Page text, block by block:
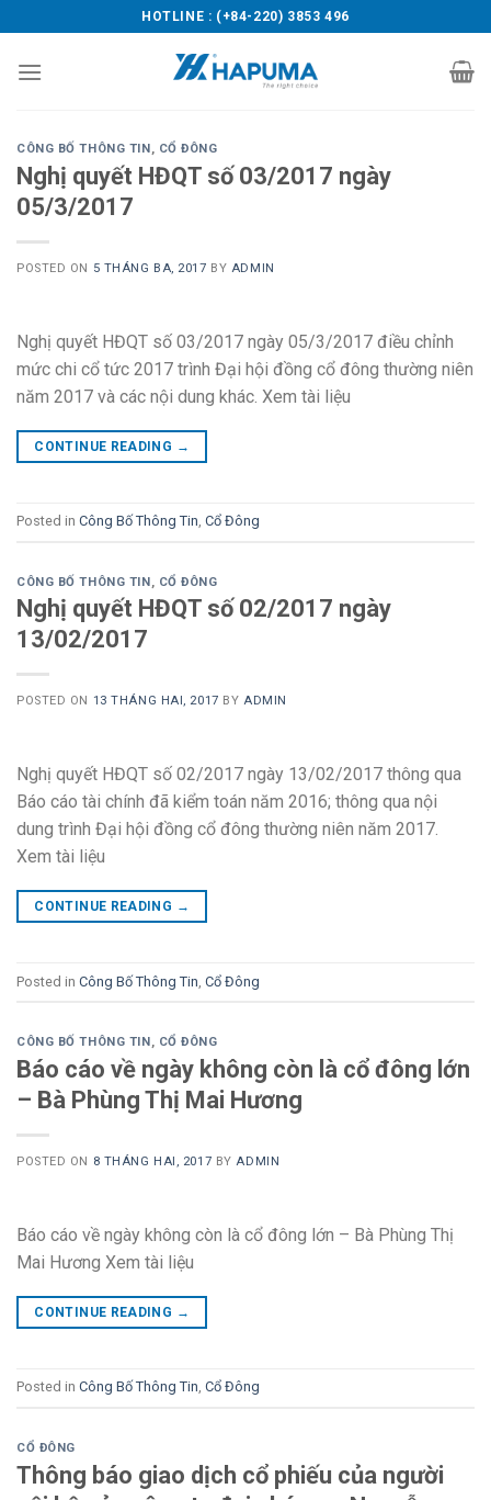
to
content
HOTLINE : (+84-220) 3853 496
CÔNG BỐ THÔNG TIN, CỔ ĐÔNG
Nghị quyết HĐQT số 03/2017 ngày
05/3/2017
POSTED ON 5 THÁNG BA, 2017 BY ADMIN
Nghị quyết HĐQT số 03/2017 ngày 05/3/2017 điều chỉnh
mức chi cổ tức 2017 trình Đại hội đồng cổ đông thường niên
năm 2017 và các nội dung khác. Xem tài liệu
CONTINUE READING →
Posted in Công Bố Thông Tin Cổ Đông
CÔNG BỐ THÔNG TIN, CỔ ĐÔNG
Nghị quyết HĐQT số 02/2017 ngày
13/02/2017
POSTED ON 13 THÁNG HAI, 2017 BY ADMIN
Nghị quyết HĐQT số 02/2017 ngày 13/02/2017 thông qua
Báo cáo tài chính đã kiểm toán năm 2016; thông qua nội
dung trình Đại hội đồng cổ đông thường niên năm 2017.
Xem tài liệu
CONTINUE READING →
Posted in Công Bố Thông Tin Cổ Đông
CÔNG BỐ THÔNG TIN , CỔ ĐÔNG
Báo cáo về ngày không còn là cổ đông lớn
– Bà Phùng Thị Mai Hương
POSTED ON 8 THÁNG HAI, 2017 BYADMIN
Báo cáo về ngày không còn là cổ đông lớn – Bà Phùng Thị
Mai Hương Xem tài liệu
CONTINUE READING →
Posted in Công Bố Thông Tin, Cổ Đông
CỔ ĐÔNG
Thông báo giao dịch cổ phiếu của người